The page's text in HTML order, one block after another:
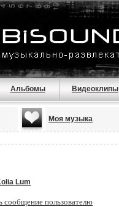
Альбомы Видеоклипы
Моя музыка
Lum
сообщение пользователю